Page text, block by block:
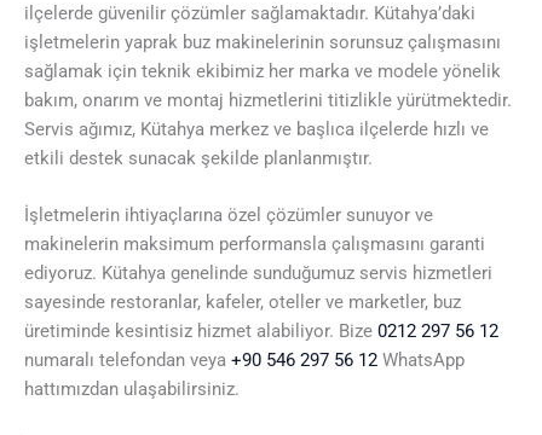
ilçelerde güvenilir çözümler sağlamaktadır. Kütahya’daki
işletmelerin yaprak buz makinelerinin sorunsuz çalışmasını
sağlamak için teknik ekibimiz her marka ve modele yönelik
bakım, onarım ve montaj hizmetlerini titizlikle yürütmektedir.
Servis ağımız, Kütahya merkez ve başlıca ilçelerde hızlı ve
etkili destek sunacak şekilde planlanmıştır.
İşletmelerin ihtiyaçlarına özel çözümler sunuyor ve
makinelerin maksimum performansla çalışmasını garanti
ediyoruz. Kütahya genelinde sunduğumuz servis hizmetleri
sayesinde restoranlar, kafeler, oteller ve marketler, buz
üretiminde kesintisiz hizmet alabiliyor. Bize 0212 297 56 12
numaralı telefondan veya +90 546 297 56 12 WhatsApp
hattımızdan ulaşabilirsiniz.